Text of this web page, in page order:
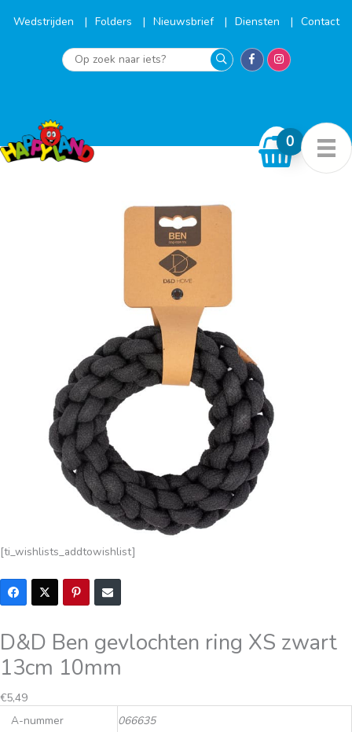
naarWedstrijden Folders Nieuwsbrief Diensten Contact
Op
[ti_wishlists_addtowishlist]
D&D Ben gevlochten ring XS zwart
13cm 10mm
€5,49
A-nummer
066635